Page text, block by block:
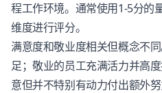
程工作环境。通常使用1-5分的
维度进行评分。
满意度和敬业度相关但概念不
足；敬业的员工充满活力并高
意但并不特别有动力付出额外